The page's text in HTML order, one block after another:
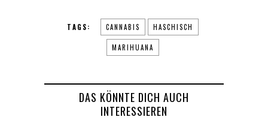
TAGS: CANNABIS HASCHISCH
MARIHUANA
DAS KÖNNTE DICH AUCH
INTERESSIEREN